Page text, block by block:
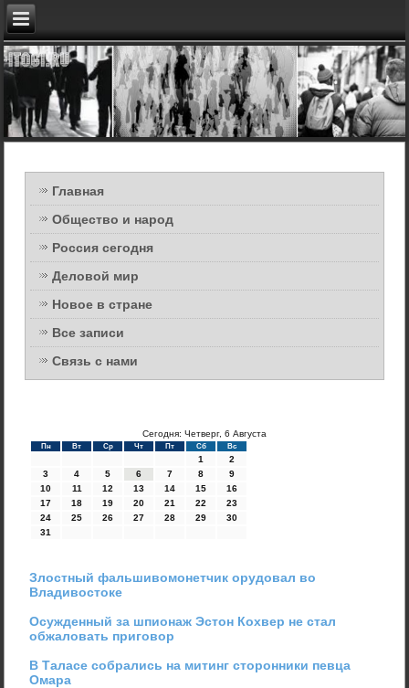
Главная
Общество и народ
Россия сегодня
Деловой мир
Новое в стране
Все записи
Связь с нами
Сегодня: Четверг, 6 Августа
Пн Вт Ср Чт Пт Сб Вс
1
2
3
4 5 6 7 8
9
10
11 12 13 14 15
16
17
18 19 20 21 22
23
24
25 26 27 28 29
30
31
Злостный фальшивомонетчик орудовал во
Владивостоке
Осужденный за шпионаж Эстон Кохвер не стал
обжаловать приговор
В Таласе собрались на митинг сторонники певца
Омара